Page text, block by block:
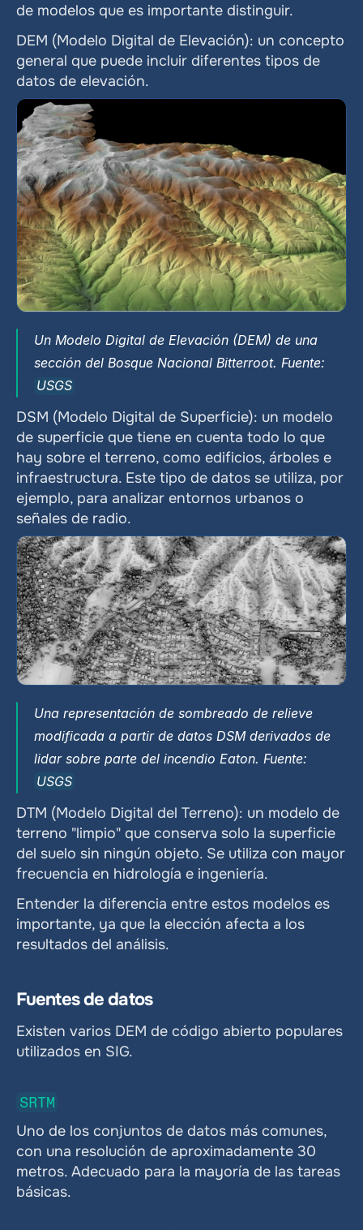
de modelos que es importante distinguir.
DEM (Modelo Digital de Elevación): un concepto
general que puede incluir diferentes tipos de
datos de elevación.
Un Modelo Digital de Elevación (DEM) de una
USGS
DSM (Modelo Digital de Superficie): un modelo
de superficie que tiene en cuenta todo lo que
hay sobre el terreno, como edificios, árboles e
infraestructura. Este tipo de datos se utiliza, por
ejemplo, para analizar entornos urbanos o
señales de radio.
Una representación de sombreado de relieve
modificada a partir de datos DSM derivados de
USGS
DTM (Modelo Digital del Terreno): un modelo de
terreno "limpio" que conserva solo la superficie
del suelo sin ningún objeto. Se utiliza con mayor
frecuencia en hidrología e ingeniería.
Entender la diferencia entre estos modelos es
importante, ya que la elección afecta a los
resultados del análisis.
Fuentes de datos
Existen varios DEM de código abierto populares
utilizados en SIG.
SRTM
Uno de los conjuntos de datos más comunes,
con una resolución de aproximadamente 30
metros. Adecuado para la mayoría de las tareas
básicas.